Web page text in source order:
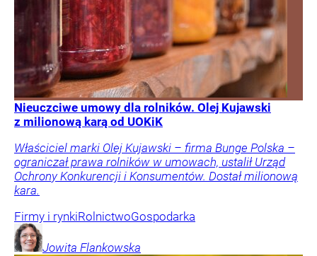
Nieuczciwe umowy dla rolników. Olej Kujawski
z milionową karą od UOKiK
Właściciel marki Olej Kujawski – firma Bunge Polska –
ograniczał prawa rolników w umowach, ustalił Urząd
Ochrony Konkurencji i Konsumentów. Dostał milionową
kara.
Firmy i rynkiRolnictwoGospodarka
Jowita Flankowska